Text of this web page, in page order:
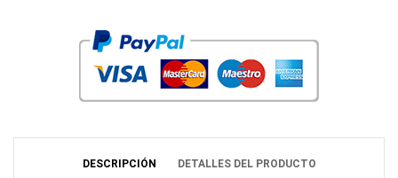
DESCRIPCIÓN DETALLES DEL PRODUCTO